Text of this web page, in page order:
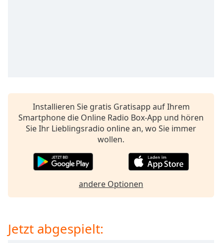
subtitles
settings
opens
subtitles
settings
subtitles
Audio
Picture-
in-
Installieren Sie gratis Gratisapp auf Ihrem
Smartphone die Online Radio Box-App und hören
Sie Ihr Lieblingsradio online an, wo Sie immer
wollen.
andere Optionen
Jetzt abgespielt: